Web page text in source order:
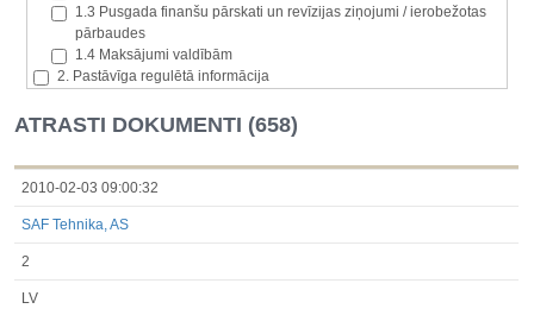
1.3 Pusgada finanšu pārskati un revīzijas ziņojumi / ierobežotas
pārbaudes
1.4 Maksājumi valdībām
2. Pastāvīga regulētā informācija
2.2. Iekšējā informācija
2.3. Paziņojumi par būtisku akciju paketi
2.4. Emitenta paša akciju iegāde vai atsavināšana
2.5. Balsstiesību kopējais skaits un kapitāls
kategorijām
ATRASTI DOKUMENTI (658)
2010-02-03 09:00:32
SAF Tehnika, AS
2
LV